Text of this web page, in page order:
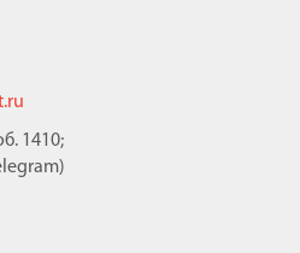
1410;